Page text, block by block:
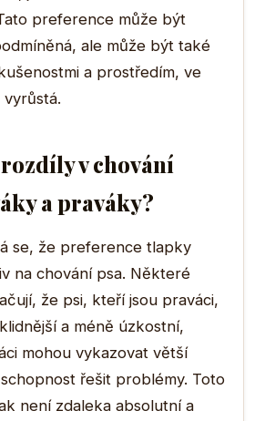
preference může být
ale může být také
a prostředím, ve
v chování
a praváky?
se, že preference tlapky
na chování psa. Některé
že psi, kteří jsou praváci,
a méně úzkostní,
mohou vykazovat větší
řešit problémy. Toto
není zdaleka absolutní a